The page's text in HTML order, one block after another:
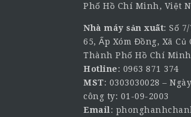
Phố Hồ Chí Minh, Việt
Nhà máy sản xuất: Số
65, Ấp Xóm Đồng, Xã Củ
Thành Phố Hồ Chí
Hotline: 0963 871 374
MST: 0303030028 –
công ty: 01-09-2003
Email: